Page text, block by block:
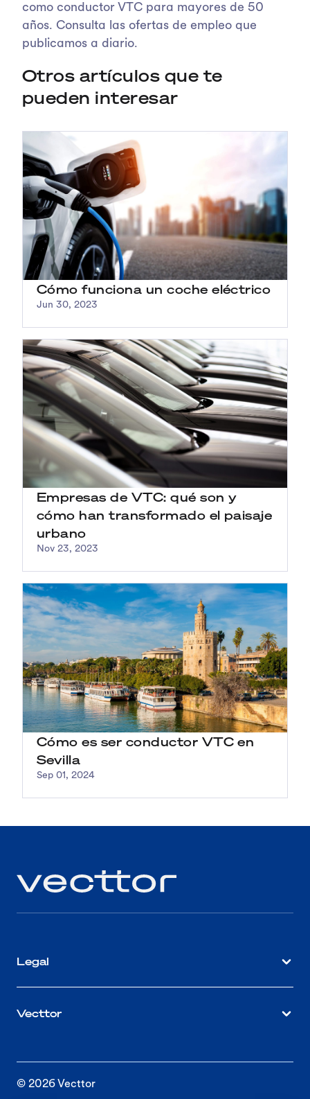
como conductor VTC para mayores de 50
años. Consulta las ofertas de empleo que
publicamos a diario.
Otros artículos que te
pueden interesar
Cómo funciona un coche eléctrico
Jun 30, 2023
Empresas de VTC: qué son y
cómo han transformado el paisaje
urbano
Nov 23, 2023
Cómo es ser conductor VTC en
Sevilla
Sep 01, 2024
Legal
Vecttor
© 2026 Vecttor